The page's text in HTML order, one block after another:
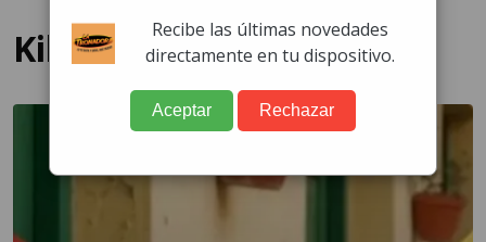
Kiko
Recibe las últimas novedades
directamente en tu dispositivo.
Aceptar Rechazar